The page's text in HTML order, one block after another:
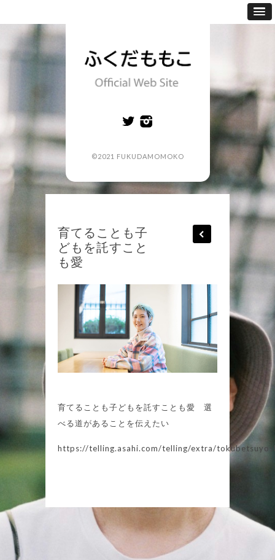
©2021 FUKUDAMOMOKO
育てることも子
どもを託すこと
も愛
育てることも子どもを託すことも愛 選
べる道があることを伝えたい
https://telling.asahi.com/telling/extra/